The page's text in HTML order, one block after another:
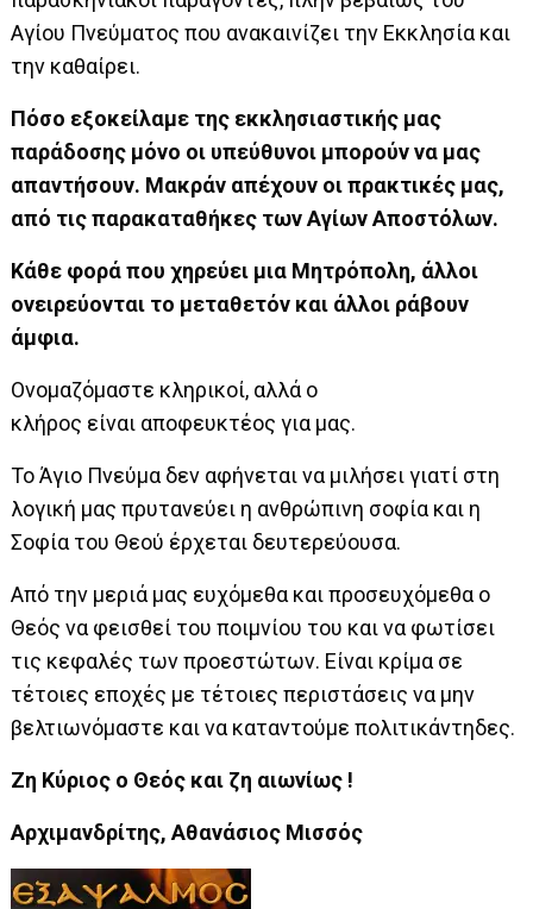
Αγίου Πνεύματος που ανακαινίζει την Εκκλησία και
την καθαίρει.
Πόσο εξοκείλαμε της εκκλησιαστικής μας
παράδοσης μόνο οι υπεύθυνοι μπορούν να μας
απαντήσουν. Μακράν απέχουν οι πρακτικές μας,
από τις παρακαταθήκες των Αγίων Αποστόλων.
Κάθε φορά που χηρεύει μια Μητρόπολη, άλλοι
ονειρεύονται το μεταθετόν και άλλοι ράβουν
άμφια.
Ονομαζόμαστε κληρικοί, αλλά ο
κλήρος είναι αποφευκτέος για μας.
Το Άγιο Πνεύμα δεν αφήνεται να μιλήσει γιατί στη
λογική μας πρυτανεύει η ανθρώπινη σοφία και η
Σοφία του Θεού έρχεται δευτερεύουσα.
Από την μεριά μας ευχόμεθα και προσευχόμεθα ο
Θεός να φεισθεί του ποιμνίου του και να φωτίσει
τις κεφαλές των προεστώτων. Είναι κρίμα σε
τέτοιες εποχές με τέτοιες περιστάσεις να μην
βελτιωνόμαστε και να καταντούμε πολιτικάντηδες.
Ζη Κύριος ο Θεός και ζη αιωνίως !
Αρχιμανδρίτης, Αθανάσιος Μισσός